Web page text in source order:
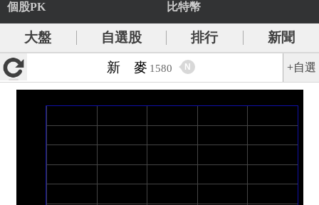
個股PK 比特幣
大盤 自選股 排行
新聞
新 麥 1580 N +自選